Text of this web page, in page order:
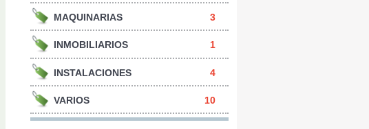
MAQUINARIAS 3
INMOBILIARIOS 1
INSTALACIONES 4
VARIOS 10